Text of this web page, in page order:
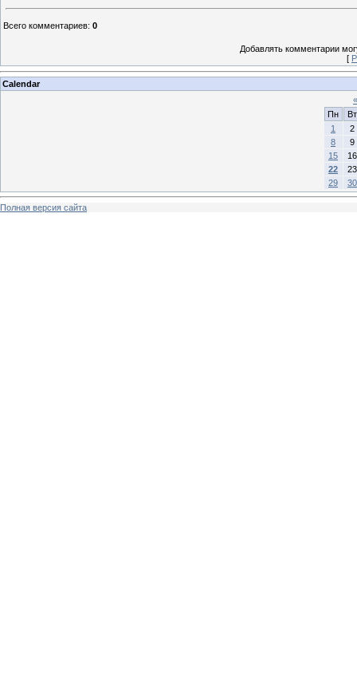
Всего комментариев: 0
Добавлять комментарии
[
Calendar
«
Пн
Вт
1
2
8
9
15
16
22
23
29
30
Полная версия сайта